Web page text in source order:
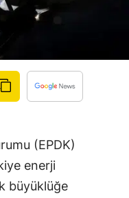
Çorum
Diyarbakır
Edirne
Erzincan
Erzurum
(EPDK)
enerji
büyüklüğe